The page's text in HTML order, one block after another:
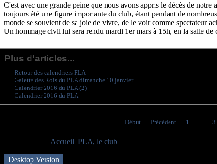
C'est avec une grande peine que nous avons appris le décès de
toujours été une figure importante du club, étant pendant de
monde se souvient de sa joie de vivre, de le voir comme spectateur
Un hommage civil lui sera rendu mardi 1er mars à 15h, en la salle
Plus d'articles...
Retour des calendriers PLA
Galette des Rois du PLA dimanche 10 janvier
Calendrier 2016 du PLA (2)
Calendrier 2016 du PLA
Début Précédent 1 3
Accueil PLA, le club
Desktop Version